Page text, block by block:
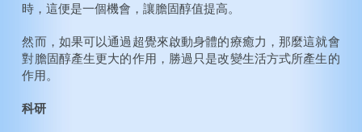
時，這便是一個機會，讓膽固醇值提高。
然而，如果可以通過超覺來啟動身體的療癒力，那麼這就會
對膽固醇產生更大的作用，勝過只是改變生活方式所產生的
作用。
科研